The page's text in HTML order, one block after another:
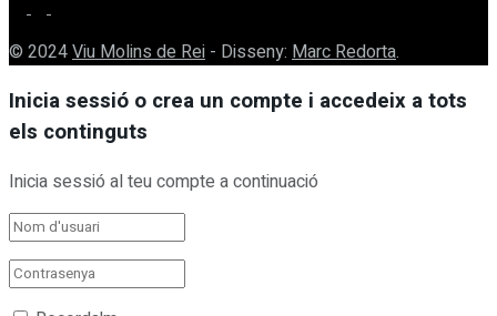
© 2024Viu Molins de Rei - Disseny: Marc Redorta.
Inicia sessió o crea un compte i accedeix a tots
els continguts
Inicia sessió al teu compte a continuació